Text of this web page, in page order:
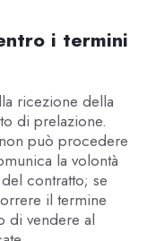
i termini
ricezione della
di prelazione.
può procedere
la volontà
contratto; se
il termine
di vendere al